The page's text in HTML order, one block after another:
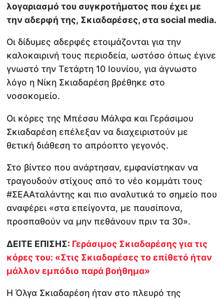
λογαριασμό του συγκροτήματος που έχει με
την αδερφή της, Σκιαδαρέσες, στα social media.
Οι δίδυμες αδερφές ετοιμάζονται για την
καλοκαιρινή τους περιοδεία, ωστόσο όπως έγινε
γνωστό την Τετάρτη 10 Ιουνίου, για άγνωστο
λόγο η Νίκη Σκιαδαρέση βρέθηκε στο
νοσοκομείο.
Οι κόρες της Μπέσσυ Μάλφα και Γεράσιμου
Σκιαδαρέση επέλεξαν να διαχειριστούν με
θετική διάθεση το απρόοπτο γεγονός.
Στο βίντεο που ανάρτησαν, εμφανίστηκαν να
τραγουδούν στίχους από το νέο κομμάτι τους
#ΣΕΑΑταλάντης και πιο αναλυτικά το σημείο που
αναφέρει «στα επείγοντα, με παυσίπονα,
προσπαθούν να μην πεθάνουν πριν τα 30».
ΔΕΙΤΕ ΕΠΙΣΗΣ: Γεράσιμος Σκιαδαρέσης για τις
κόρες του: «Στις Σκιαδαρέσες το επίθετό ήταν
μάλλον εμπόδιο παρά βοήθημα»
Η Όλγα Σκιαδαρέση ήταν στο πλευρό της